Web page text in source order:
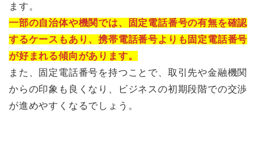
ます。
一部の自治体や機関では、固定電話番号の有無を確認
するケースもあり、携帯電話番号よりも固定電話番号
が好まれる傾向があります。
また、固定電話番号を持つことで、取引先や金融機関
からの印象も良くなり、ビジネスの初期段階での交渉
が進めやすくなるでしょう。